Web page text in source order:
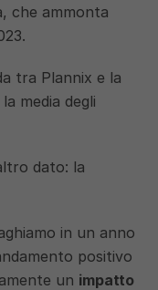
che ammonta
tra Plannix e la
media degli
in un anno
positivo
un impatto